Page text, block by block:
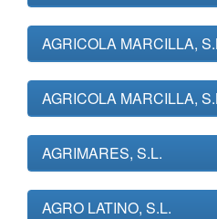
AGRICOLA MARCILLA,
AGRICOLA MARCILLA,
AGRIMARES, S.L.
AGRO LATINO, S.L.